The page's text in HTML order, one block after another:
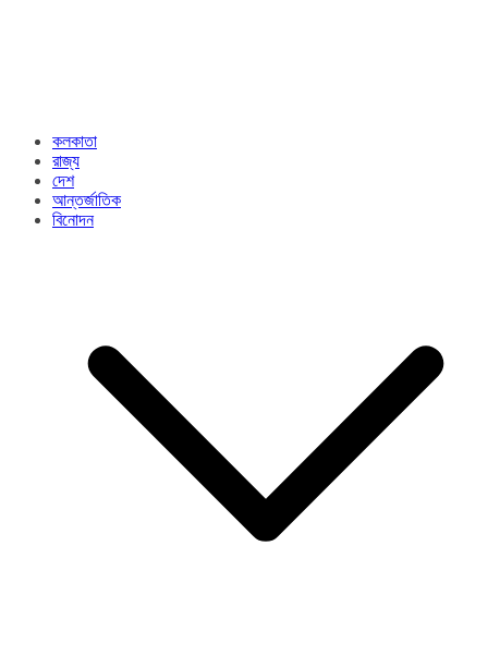
কলকাতা
রাজ্য​
দেশ
আন্তর্জাতিক
বিনোদন